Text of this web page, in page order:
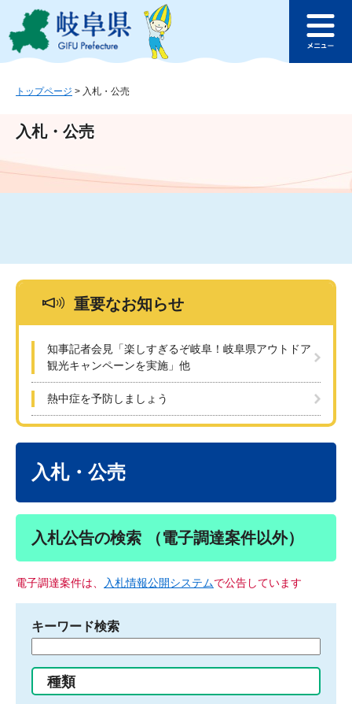
ジ
ュ
文
このページの本文へ
ュ
トップページ > 入札・公売
入札・公売
重要なお知らせ
知事記者会見「楽しすぎるぞ岐阜！岐阜県アウトドア
観光キャンペーンを実施」他
熱中症を予防しましょう
入札・公売
入札公告の検索 （電子調達案件以外）
電子調達案件は、 入札情報公開システムで公告しています
キーワード検索
る
種類